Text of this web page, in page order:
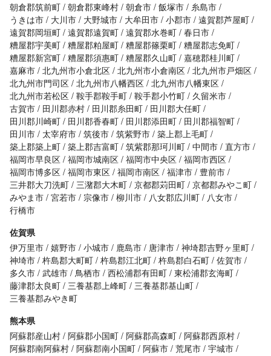
朝倉郡筑前町 朝倉郡東峰村 朝倉市 飯塚市
糸島市
うきは市
大川市 大野城市 大牟田市 小郡市 遠賀郡芦屋町
遠賀郡岡垣町 遠賀郡遠賀町 遠賀郡水巻町 春日市
糟屋郡宇美町 糟屋郡粕屋町 糟屋郡篠栗町 糟屋郡志免町
糟屋郡新宮町 糟屋郡須惠町 糟屋郡久山町 嘉穂郡桂川町
嘉麻市 北九州市小倉北区 北九州市小倉南区 北九州市戸畑区
北九州市門司区 北九州市八幡西区 北九州市八幡東区
北九州市若松区 鞍手郡鞍手町 鞍手郡小竹町
久留米市
古賀市
田川郡赤村 田川郡糸田町
田川郡大任町
田川郡川崎町
田川郡香春町 田川郡添田町
田川郡福智町
田川市
太宰府市 筑後市 筑紫野市 築上郡上毛町
築上郡築上町 築上郡吉富町 筑紫郡那珂川町 中間市 直方市
福岡市早良区 福岡市城南区 福岡市中央区 福岡市西区
福岡市博多区 福岡市東区 福岡市南区 福津市
豊前市
三井郡大刀洗町 三潴郡大木町 京都郡苅田町 京都郡みやこ町
みやま市 宮若市 宗像市 柳川市 八女郡広川町
八女市
行橋市
佐賀県
伊万里市 嬉野市 小城市 鹿島市 唐津市 神埼郡吉野ヶ里町
神埼市 杵島郡大町町 杵島郡江北町 杵島郡白石町 佐賀市
多久市 武雄市 鳥栖市 西松浦郡有田町 東松浦郡玄海町
藤津郡太良町 三養基郡上峰町 三養基郡基山町
三養基郡みやき町
熊本県
阿蘇郡産山村 阿蘇郡小国町 阿蘇郡高森町 阿蘇郡西原村
阿蘇郡南阿蘇村 阿蘇郡南小国町 阿蘇市 荒尾市 宇城市